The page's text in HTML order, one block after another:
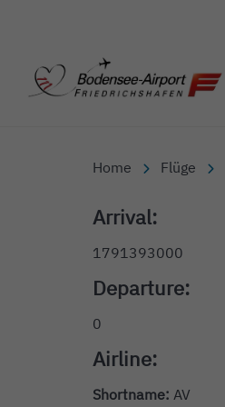
Home Flüge
Arrival:
1791393000
Departure:
0
Airline:
Shortname: AV